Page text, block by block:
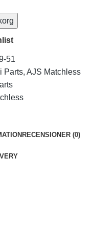
51
Parts, AJS Matchless
RECENSIONER (0)